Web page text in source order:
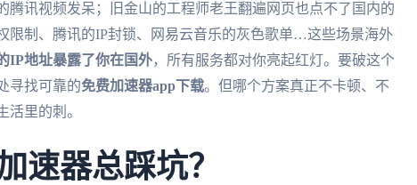
腾讯视频发呆；旧金山的工程师老王翻遍网页也点不了国内的
限制、腾讯的IP封锁、网易云音乐的灰色歌单…这些场景海外
IP地址暴露了你在国外，所有服务都对你亮起红灯。要破这个
寻找可靠的免费加速器app下载。但哪个方案真正不卡顿、不
里的刺。
速器总踩坑？